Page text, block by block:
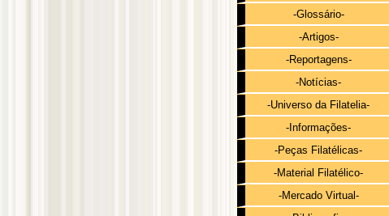
-Glossário-
-Artigos-
-Reportagens-
-Notícias-
-Universo da Filatelia-
-Informações-
-Peças Filatélicas-
-Material Filatélico-
-Mercado Virtual-